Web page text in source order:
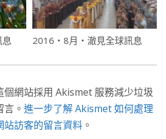
2016・8月・澈見全球訊息
個網站採用 Akismet 服務減少垃圾
言。 進一步了解 Akismet 如何處理
站訪客的留言資料 。